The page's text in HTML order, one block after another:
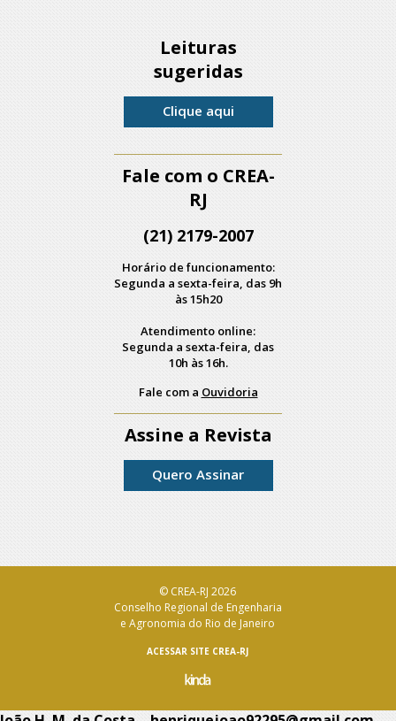
Leituras
sugeridas
Clique aqui
Fale com o CREA-
RJ
(21) 2179-2007
Horário de funcionamento:
Segunda a sexta-feira, das 9h
às 15h20
Atendimento online:
Segunda a sexta-feira, das
10h às 16h.
Fale com a Ouvidoria
Assine a Revista
Quero Assinar
© CREA-RJ 2026
Conselho Regional de Engenharia
e Agronomia do Rio de Janeiro
ACESSAR SITE CREA-RJ